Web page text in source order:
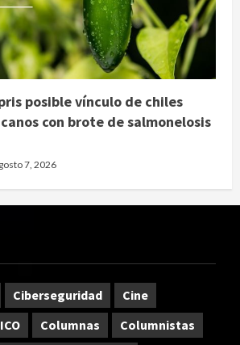
posible vínculo de chiles
con brote de salmonelosis
7, 2026
Ciberseguridad
Cine
Columnas
Columnistas